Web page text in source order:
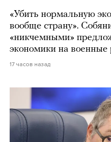
«Убить нормальную
вообще страну».
«никчемными»
экономики на военные
17 часов назад